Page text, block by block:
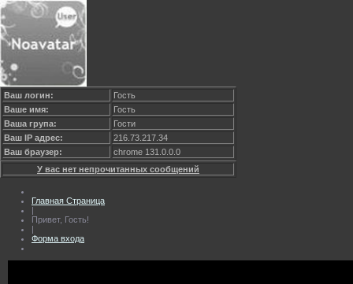
Ваш логин:
Гость
Ваше имя:
Гость
Ваша група:
Гости
Ваш IP адрес:
216.73.217.34
Ваш браузер:
chrome 131.0.0.0
У вас нет непрочитанных сообщений
Главная Страница
|
Привет, Гость!
|
Форма входа